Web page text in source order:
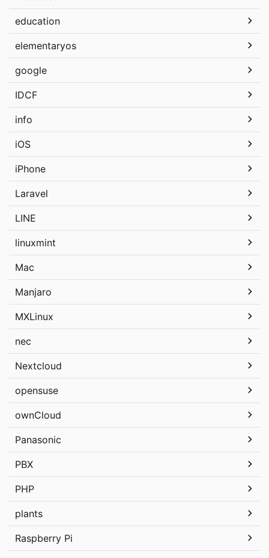
education
elementaryos
google
IDCF
info
iOS
iPhone
Laravel
LINE
linuxmint
Mac
Manjaro
MXLinux
nec
Nextcloud
opensuse
ownCloud
Panasonic
PBX
PHP
plants
Raspberry Pi